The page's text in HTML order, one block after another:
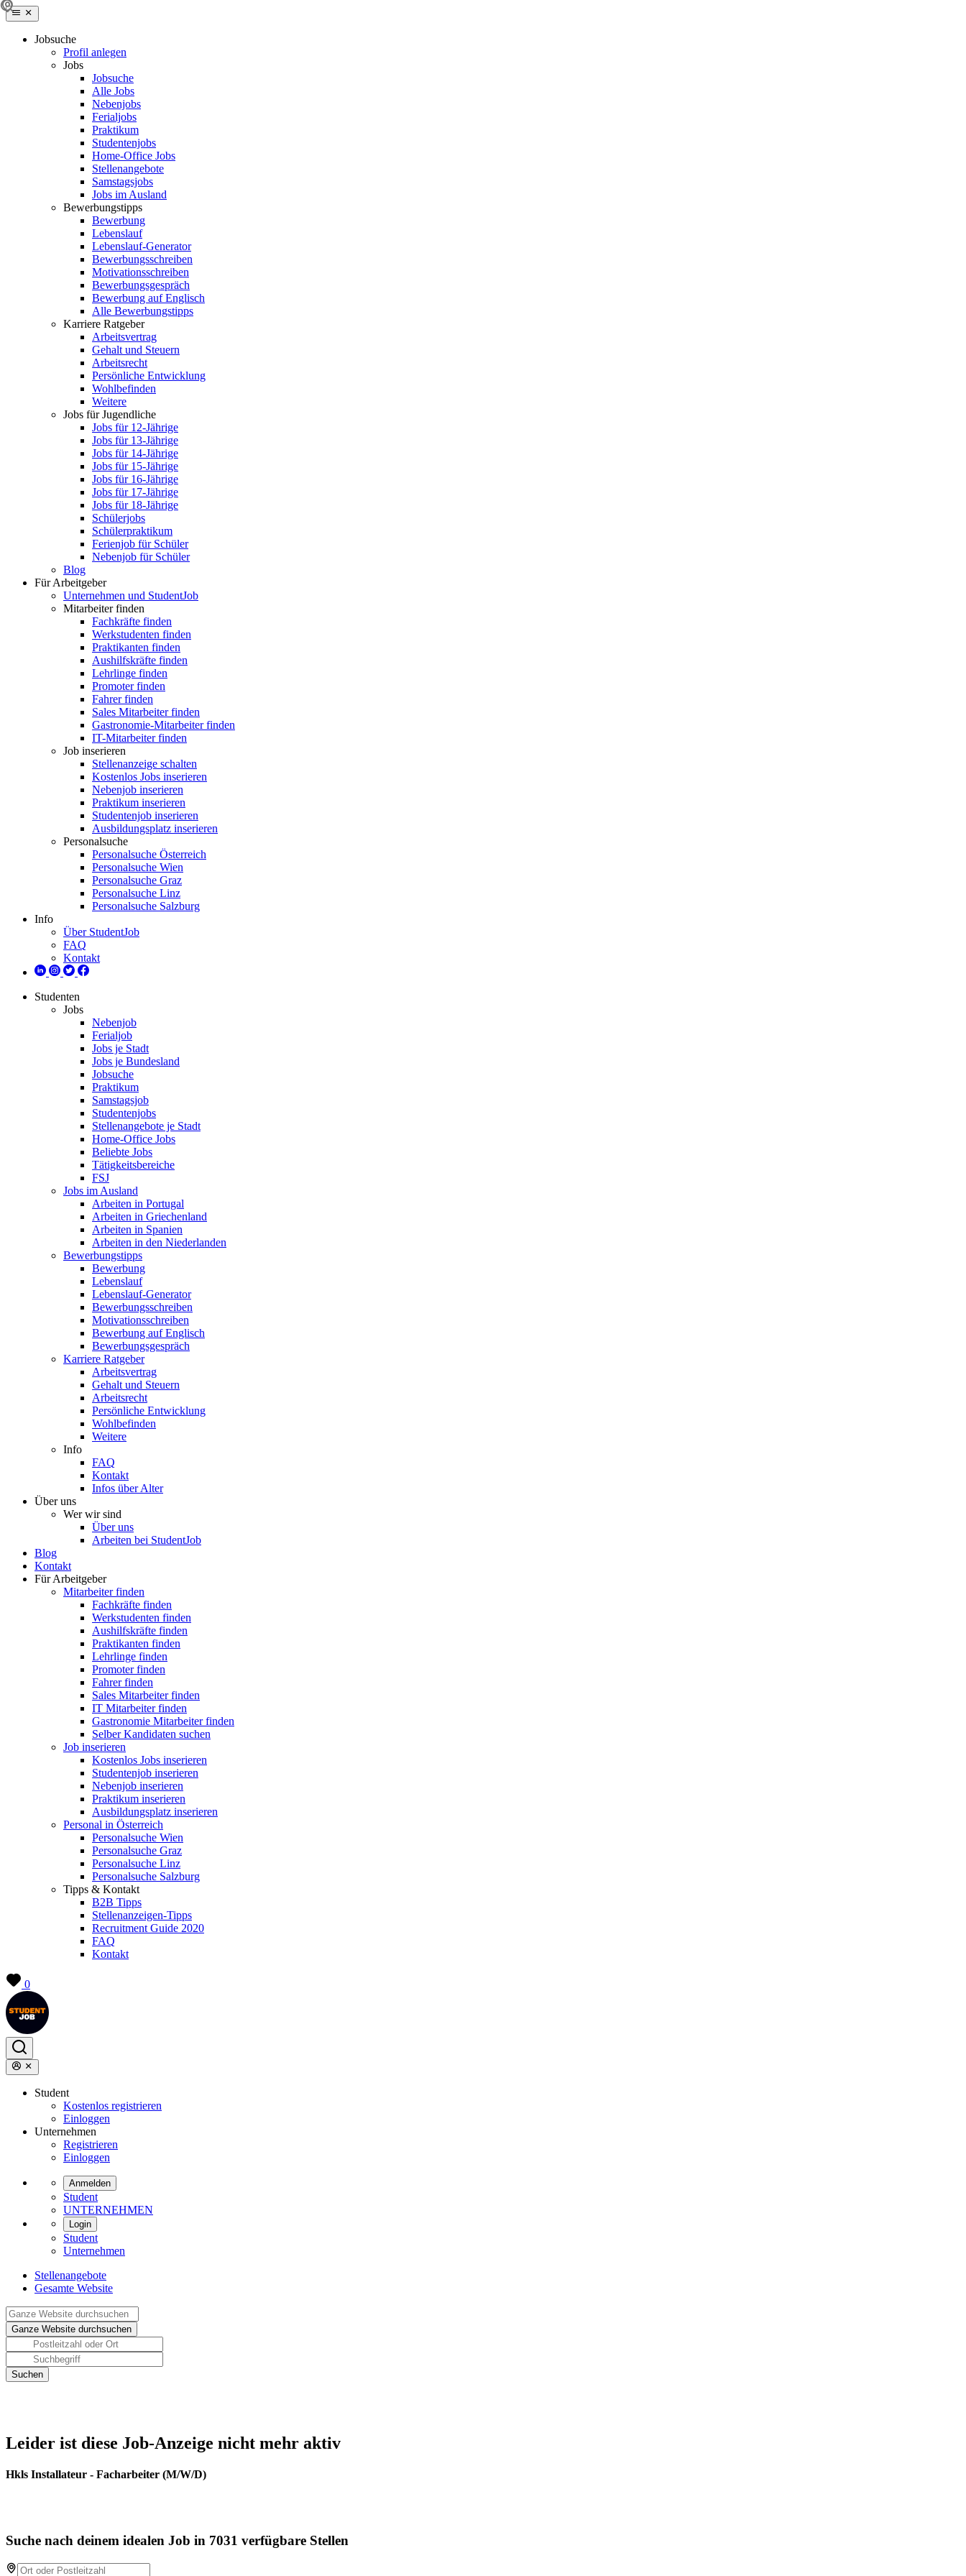
Jobsuche
Profil anlegen
Jobs
Jobsuche
Alle Jobs
Nebenjobs
Ferialjobs
Praktikum
Studentenjobs
Home-Office Jobs
Stellenangebote
Samstagsjobs
Jobs im Ausland
Bewerbungstipps
Bewerbung
Lebenslauf
Lebenslauf-Generator
Bewerbungsschreiben
Motivationsschreiben
Bewerbungsgespräch
Bewerbung auf Englisch
Alle Bewerbungstipps
Karriere Ratgeber
Arbeitsvertrag
Gehalt und Steuern
Arbeitsrecht
Persönliche Entwicklung
Wohlbefinden
Weitere
Jobs für Jugendliche
Jobs für 12-Jährige
Jobs für 13-Jährige
Jobs für 14-Jährige
Jobs für 15-Jährige
Jobs für 16-Jährige
Jobs für 17-Jährige
Jobs für 18-Jährige
Schülerjobs
Schülerpraktikum
Ferienjob für Schüler
Nebenjob für Schüler
Blog
Für Arbeitgeber
Unternehmen und StudentJob
Mitarbeiter finden
Fachkräfte finden
Werkstudenten finden
Praktikanten finden
Aushilfskräfte finden
Lehrlinge finden
Promoter finden
Fahrer finden
Sales Mitarbeiter finden
Gastronomie-Mitarbeiter finden
IT-Mitarbeiter finden
Job inserieren
Stellenanzeige schalten
Kostenlos Jobs inserieren
Nebenjob inserieren
Praktikum inserieren
Studentenjob inserieren
Ausbildungsplatz inserieren
Personalsuche
Personalsuche Österreich
Personalsuche Wien
Personalsuche Graz
Personalsuche Linz
Personalsuche Salzburg
Info
Über StudentJob
FAQ
Kontakt
Studenten
Jobs
Nebenjob
Ferialjob
Jobs je Stadt
Jobs je Bundesland
Jobsuche
Praktikum
Samstagsjob
Studentenjobs
Stellenangebote je Stadt
Home-Office Jobs
Beliebte Jobs
Tätigkeitsbereiche
FSJ
Jobs im Ausland
Arbeiten in Portugal
Arbeiten in Griechenland
Arbeiten in Spanien
Arbeiten in den Niederlanden
Bewerbungstipps
Bewerbung
Lebenslauf
Lebenslauf-Generator
Bewerbungsschreiben
Motivationsschreiben
Bewerbung auf Englisch
Bewerbungsgespräch
Karriere Ratgeber
Arbeitsvertrag
Gehalt und Steuern
Arbeitsrecht
Persönliche Entwicklung
Wohlbefinden
Weitere
Info
FAQ
Kontakt
Infos über Alter
Über uns
Wer wir sind
Über uns
Arbeiten bei StudentJob
Blog
Kontakt
Für Arbeitgeber
Mitarbeiter finden
Fachkräfte finden
Werkstudenten finden
Aushilfskräfte finden
Praktikanten finden
Lehrlinge finden
Promoter finden
Fahrer finden
Sales Mitarbeiter finden
IT Mitarbeiter finden
Gastronomie Mitarbeiter finden
Selber Kandidaten suchen
Job inserieren
Kostenlos Jobs inserieren
Studentenjob inserieren
Nebenjob inserieren
Praktikum inserieren
Ausbildungsplatz inserieren
Personal in Österreich
Personalsuche Wien
Personalsuche Graz
Personalsuche Linz
Personalsuche Salzburg
Tipps & Kontakt
B2B Tipps
Stellenanzeigen-Tipps
Recruitment Guide 2020
FAQ
Kontakt
0
Student
Kostenlos registrieren
Einloggen
Unternehmen
Registrieren
Einloggen
Anmelden
Student
UNTERNEHMEN
Login
Student
Unternehmen
Stellenangebote
Gesamte Website
Leider ist diese Job-Anzeige nicht mehr aktiv
Hkls Installateur - Facharbeiter (M/W/D)
Suche nach deinem idealen Job in 7031 verfügbare Stellen